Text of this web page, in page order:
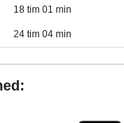
18 tim 01 min
24 tim 04 min